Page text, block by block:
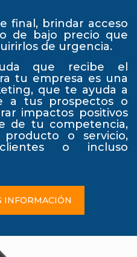
final, brindar acceso
de bajo precio que
de urgencia.
que recibe el
tu empresa es una
que te ayuda a
a tus prospectos o
impactos positivos
de tu competencia,
o servicio,
o incluso
INFORMACIÓN